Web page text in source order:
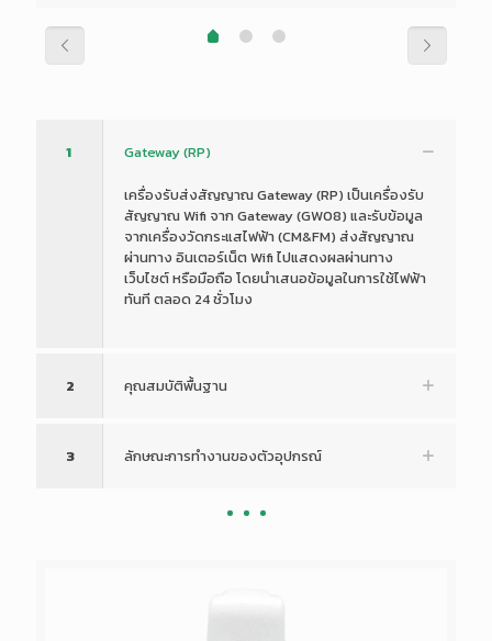
1 Gateway (RP)
เครื่องรับส่งสัญญาณ Gateway (RP) เป็นเครื่องรับ
สัญญาณ Wifi จาก Gateway (GW08) และรับข้อมูล
จากเครื่องวัดกระแสไฟฟ้า (CM&FM) ส่งสัญญาณ
ผ่านทาง อินเตอร์เน็ต Wifi ไปแสดงผลผ่านทาง
เว็บไซต์ หรือมือถือ โดยนำเสนอข้อมูลในการใช้ไฟฟ้า
ทันที ตลอด 24 ชั่วโมง
2 คุณสมบัติพื้นฐาน
3 ลักษณะการทำงานของตัวอุปกรณ์